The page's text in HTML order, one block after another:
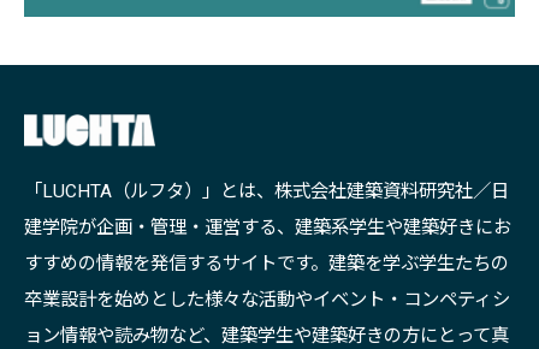
「LUCHTA（ルフタ）」とは、株式会社建築資料研究社／日
建学院が企画・管理・運営する、建築系学生や建築好きにお
すすめの情報を発信するサイトです。建築を学ぶ学生たちの
卒業設計を始めとした様々な活動やイベント・コンペティシ
ョン情報や読み物など、建築学生や建築好きの方にとって真